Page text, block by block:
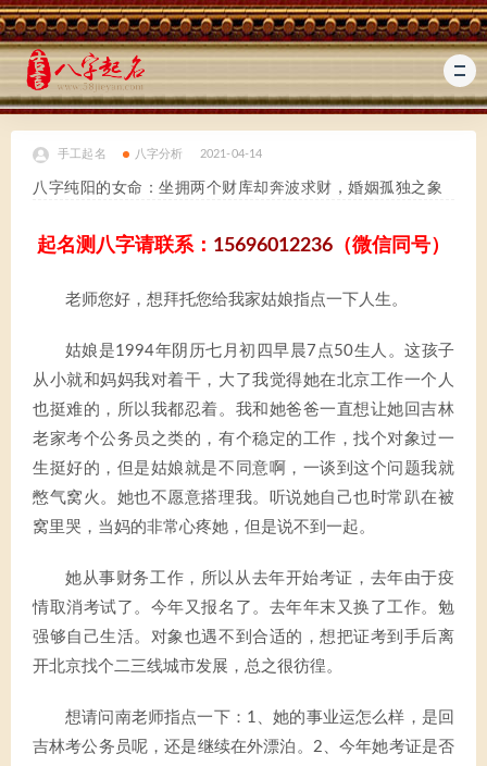
手工起名 八字分析 2021-04-14
八字纯阳的女命：坐拥两个财库却奔波求财，婚姻孤独之象
起名测八字请联系： 15696012236 （微信同号）
老师您好，想拜托您给我家姑娘指点一下人生。
姑娘是1994年阴历七月初四早晨7点50生人。这孩子
从小就和妈妈我对着干，大了我觉得她在北京工作一个人
也挺难的，所以我都忍着。我和她爸爸一直想让她回吉林
老家考个公务员之类的，有个稳定的工作，找个对象过一
生挺好的，但是姑娘就是不同意啊，一谈到这个问题我就
憋气窝火。她也不愿意搭理我。听说她自己也时常趴在被
窝里哭，当妈的非常心疼她，但是说不到一起。
她从事财务工作，所以从去年开始考证，去年由于疫
情取消考试了。今年又报名了。去年年末又换了工作。勉
强够自己生活。对象也遇不到合适的，想把证考到手后离
开北京找个二三线城市发展，总之很彷徨。
想请问南老师指点一下：1、她的事业运怎么样，是回
吉林考公务员呢，还是继续在外漂泊。2、今年她考证是否